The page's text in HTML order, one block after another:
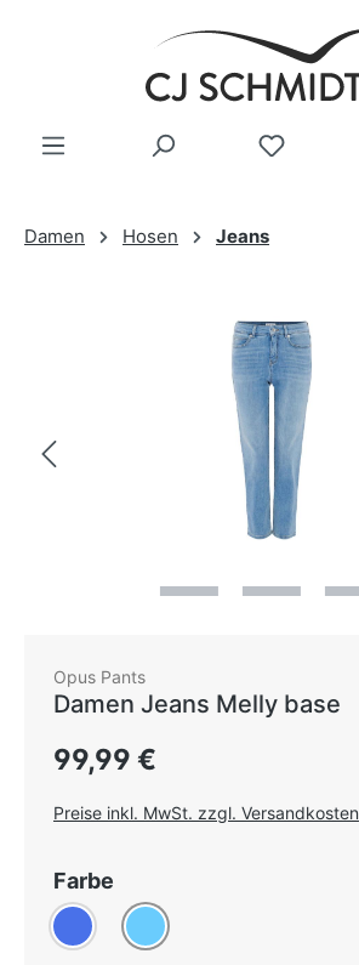
Zum Hauptinhalt springen
Damen Hosen Jeans
Opus Pants
Damen Jeans Melly base
Regulärer Preis:
99,99 €
Preise inkl. MwSt. zzgl. Versandkosten
Farbe
Blau Hellblau